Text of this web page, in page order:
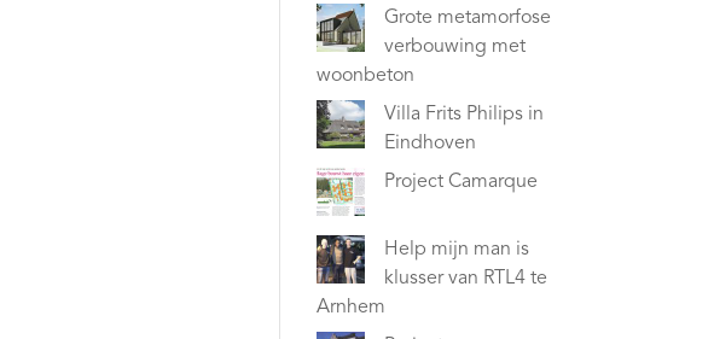
Grote metamorfose
verbouwing met
woonbeton
Villa Frits Philips in
Eindhoven
Project Camarque
Help mijn man is
klusser van RTL4 te
Arnhem